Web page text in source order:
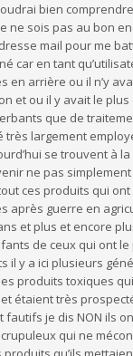
bien
ne sois pas au bon
mail pour me
car en tant
en arrière ou il n’y
et ou il y avait le
que de
très largement
se trouvent à la
ne pas
ces produits qui
après guerre en
et plus et encore
de ceux qui ont
il y a ici plusieurs
produits toxiques
étaient très
fautifs je dis NON ils
qui ne